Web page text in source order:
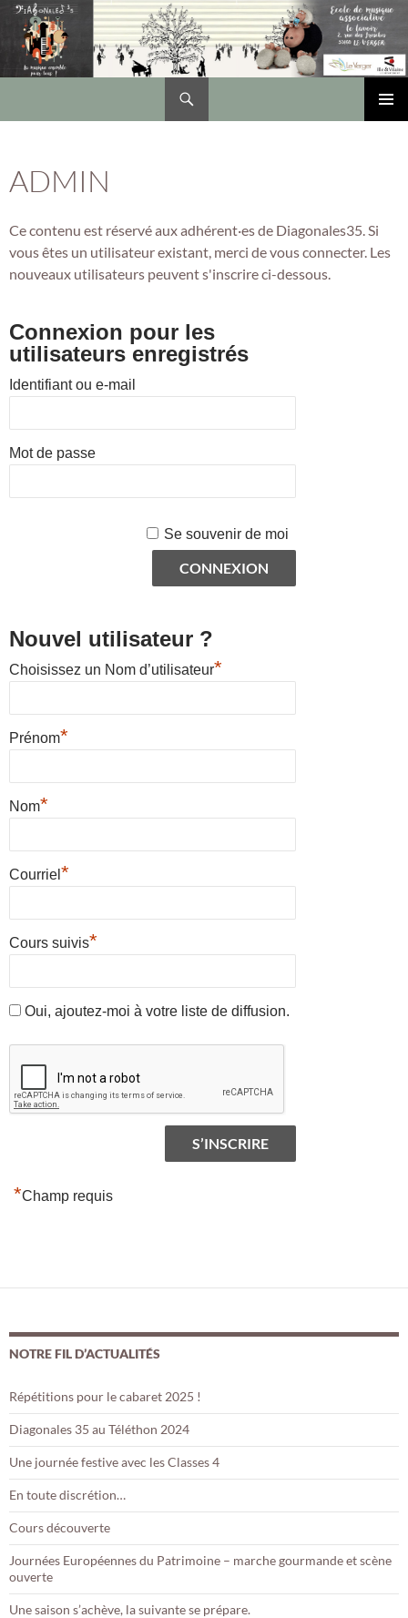
DIAGONALES 35
ADMIN
Ce contenu est réservé aux adhérent·es de Diagonales35. Si
vous êtes un utilisateur existant, merci de vous connecter. Les
nouveaux utilisateurs peuvent s'inscrire ci-dessous.
Connexion pour les
utilisateurs enregistrés
Identifiant ou e-mail
Mot de passe
Se souvenir de moi
Nouvel utilisateur ?
Choisissez un Nom d’utilisateur*
Prénom*
Nom*
Courriel *
Cours suivis*
Oui, ajoutez-moi à votre liste de diffusion.
*Champ requis
NOTRE FIL D’ACTUALITÉS
Répétitions pour le cabaret 2025 !
Diagonales 35 au Téléthon 2024
Une journée festive avec les Classes 4
En toute discrétion…
Cours découverte
Journées Européennes du Patrimoine – marche gourmande et scène
ouverte
Une saison s’achève, la suivante se prépare.